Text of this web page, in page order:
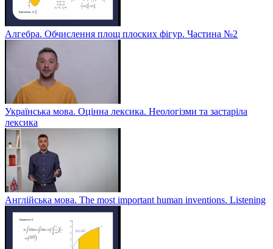
Алгебра. Обчислення площ плоских фігур. Частина №2
Українська мова. Оцінна лексика. Неологізми та застаріла
лексика
Англійська мова. The most important human inventions. Listening